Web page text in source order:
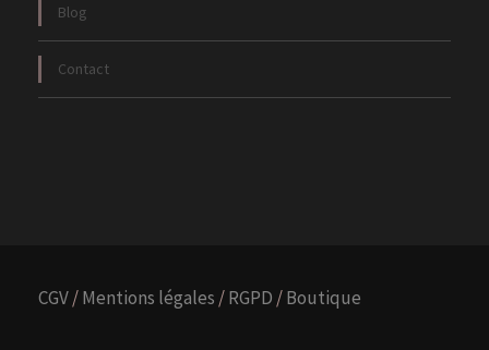
Blog
Contact
CGV/Mentions légales /RGPD /Boutique